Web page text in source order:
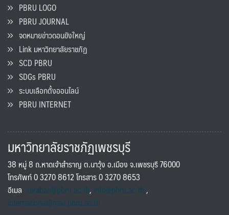
PBRU LOGO
PBRU JOURNAL
จดหมายข่าวดอนขังใหญ่
Link มหาวิทยาลัยราชภัฏ
SCD PBRU
SDGs PBRU
ระบบเลือกตั้งออนไลน์
PBRU INTERNET
มหาวิทยาลัยราชภัฏเพชรบุรี
38 หมู่ 8 ถ.หาดเจ้าสำราญ ต.นาวุ้ง อ.เมือง จ.เพชรบุรี 76000
โทรศัพท์ 0 3270 8612 โทรสาร 0 3270 8653
อีเมล saraban@pbru.ac.th, info@pbru.ac.th,
international@mail.pbru.ac.th